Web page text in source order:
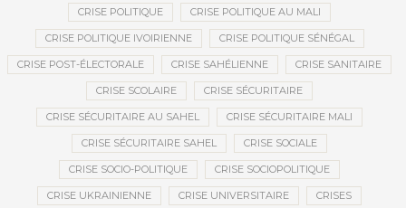
CRISE POLITIQUE CRISE POLITIQUE AU MALI
CRISE POLITIQUE IVOIRIENNE CRISE POLITIQUE SÉNÉGAL
CRISE POST-ÉLECTORALE CRISE SAHÉLIENNE CRISE SANITAIRE
CRISE SCOLAIRE CRISE SÉCURITAIRE
CRISE SÉCURITAIRE AU SAHEL CRISE SÉCURITAIRE MALI
CRISE SÉCURITAIRE SAHEL CRISE SOCIALE
CRISE SOCIO-POLITIQUE CRISE SOCIOPOLITIQUE
CRISE UKRAINIENNE CRISE UNIVERSITAIRE CRISES